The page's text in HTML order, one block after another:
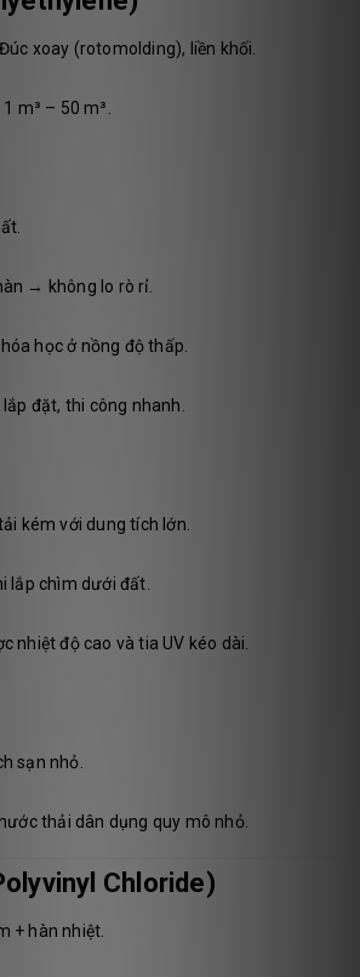
Đúc xoay (rotomolding), liền khối.
1 m³ – 50 m³.
→ không lo rò rỉ.
học ở nồng độ thấp.
lắp đặt, thi công nhanh.
kém với dung tích lớn.
lắp chìm dưới đất.
nhiệt độ cao và tia UV kéo dài.
sạn nhỏ.
thải dân dụng quy mô nhỏ.
Chloride)
+ hàn nhiệt.